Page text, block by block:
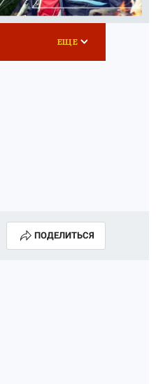
ЕЩЕ
ПОДЕЛИТЬСЯ